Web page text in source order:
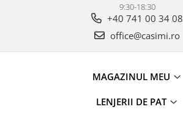
9:30-18:30
+40 741 00 34 08
office@casimi.ro
MAGAZINUL MEU
LENJERII DE PAT